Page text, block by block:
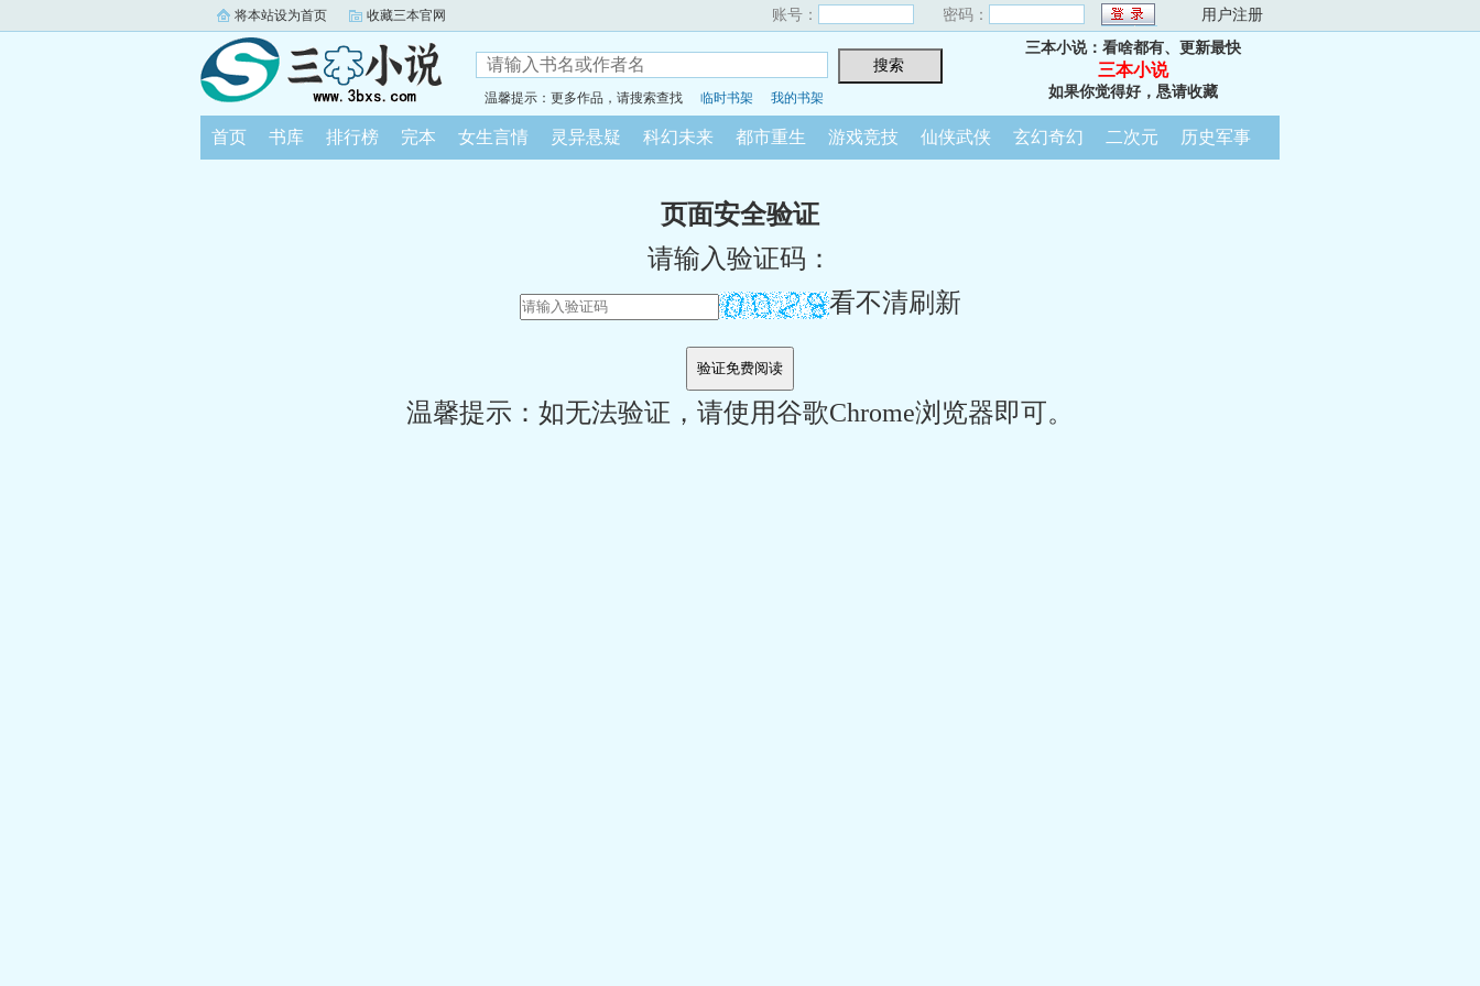
将本站设为首页 收藏三本官网 账号： 密码： 用户注册
温馨提示：更多作品，请搜索查找 临时书架 我的书架
三本小说：看啥都有、更新最快
三本小说
如果你觉得好，恳请收藏
首页 书库 排行榜 完本 女生言情 灵异悬疑 科幻未来 都市重生 游戏竞技 仙侠武侠 玄幻奇幻 二次元 历史军事
页面安全验证
请输入验证码：
看不清刷新
温馨提示：如无法验证，请使用谷歌Chrome浏览器即可。